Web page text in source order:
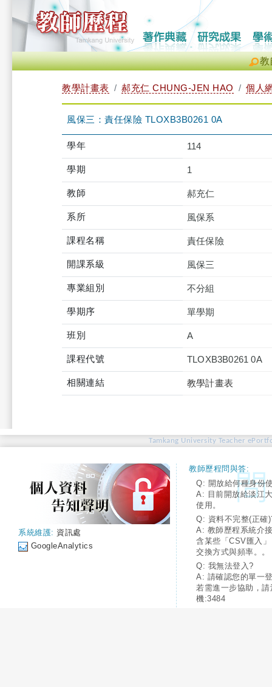
教
教學計畫表 郝充仁 CHUNG-JEN HAO 個人
風保三：責任保險 TLOXB3B0261 0A
學年 114
學期 1
教師 郝充仁
系所 風保系
課程名稱 責任保險
開課系級 風保三
專業組別 不分組
學期序 單學期
班別 A
課程代號 TLOXB3B0261 0A
相關連結 教學計畫表
Tamkang University Teacher
系統維護: 資訊處
GoogleAnalytics
教師歷程問與答:
Q: 開放給何種身份
A: 目前開放給淡江
使用。
Q: 資料不完整(正確
A: 教師歷程系統介
含某些「CSV匯入
交換方式與頻率。。
Q: 我無法登入?
A: 請確認您的單一
若需進一步協助，
機:3484